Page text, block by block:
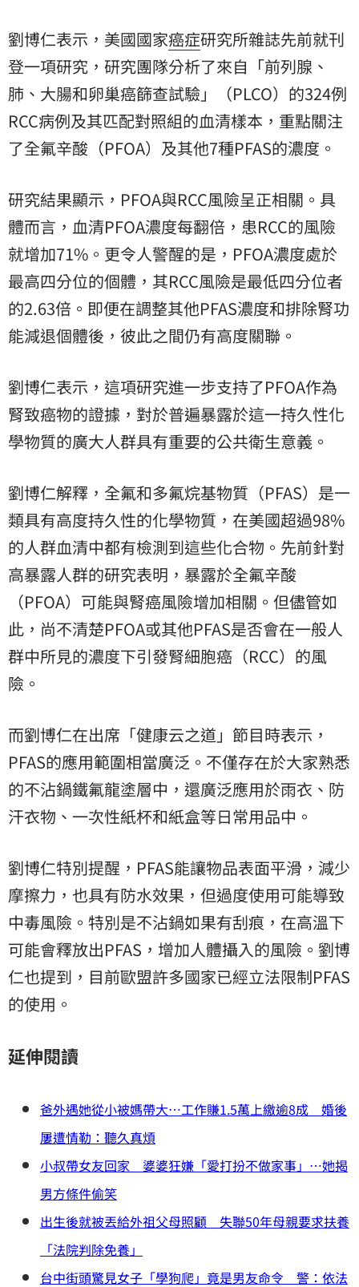
劉博仁表示，美國國家癌症研究所雜誌先前就刊
登一項研究，研究團隊分析了來自「前列腺、
肺、大腸和卵巢癌篩查試驗」（PLCO）的324例
RCC病例及其匹配對照組的血清樣本，重點關注
了全氟辛酸（PFOA）及其他7種PFAS的濃度。
研究結果顯示，PFOA與RCC風險呈正相關。具
體而言，血清PFOA濃度每翻倍，患RCC的風險
就增加71%。更令人警醒的是，PFOA濃度處於
最高四分位的個體，其RCC風險是最低四分位者
的2.63倍。即便在調整其他PFAS濃度和排除腎功
能減退個體後，彼此之間仍有高度關聯。
劉博仁表示，這項研究進一步支持了PFOA作為
腎致癌物的證據，對於普遍暴露於這一持久性化
學物質的廣大人群具有重要的公共衛生意義。
劉博仁解釋，全氟和多氟烷基物質（PFAS）是一
類具有高度持久性的化學物質，在美國超過98%
的人群血清中都有檢測到這些化合物。先前針對
高暴露人群的研究表明，暴露於全氟辛酸
（PFOA）可能與腎癌風險增加相關。但儘管如
此，尚不清楚PFOA或其他PFAS是否會在一般人
群中所見的濃度下引發腎細胞癌（RCC）的風
險。
而劉博仁在出席「健康云之道」節目時表示，
PFAS的應用範圍相當廣泛。不僅存在於大家熟悉
的不沾鍋鐵氟龍塗層中，還廣泛應用於雨衣、防
汗衣物、一次性紙杯和紙盒等日常用品中。
劉博仁特別提醒，PFAS能讓物品表面平滑，減少
摩擦力，也具有防水效果，但過度使用可能導致
中毒風險。特別是不沾鍋如果有刮痕，在高溫下
可能會釋放出PFAS，增加人體攝入的風險。劉博
仁也提到，目前歐盟許多國家已經立法限制PFAS
的使用。
延伸閱讀
爸外遇她從小被媽帶大…工作賺1.5萬上繳逾8成 婚後
屢遭情勒：聽久真煩
小叔帶女友回家 婆婆狂嫌「愛打扮不做家事」…她揭
男方條件偷笑
出生後就被丟給外祖父母照顧 失聯50年母親要求扶養
「法院判除免養」
台中街頭驚見女子「學狗爬」竟是男友命令 警：依法